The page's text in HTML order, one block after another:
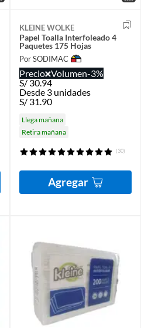
KLEINE WOLKE
Papel Toalla Interfoleado 4
Paquetes 175 Hojas
Por SODIMAC
Precio Volumen-3%
S/30.94
Desde 3 unidades
S/ 31.90
Llega mañana
Retira mañana
(30)
Agregar